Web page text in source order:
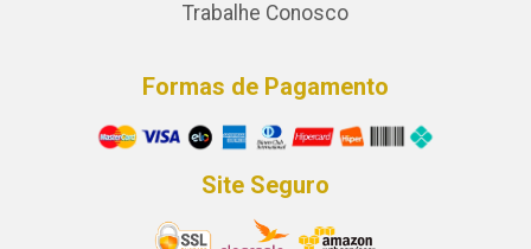
Trabalhe Conosco
Formas de Pagamento
Site Seguro